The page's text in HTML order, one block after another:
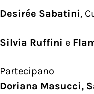
Desirée Sabatini,
Silvia Ruffini e
Partecipano
Doriana Masucci,